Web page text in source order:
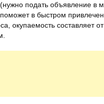
подать объявление в
в быстром
окупаемость составляет